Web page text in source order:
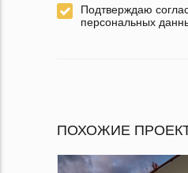
Подтверждаю
персональных
ПОХОЖИЕ